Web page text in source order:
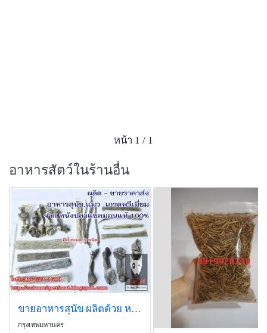
หน้า 1 / 1
อาหารสัตว์ในร้านอื่น
ขายอาหารสุนัข ผลิตด้วย หนังปลาแซลมอน นอร์เวย์แท้ 100%
กรุงเทพมหานคร